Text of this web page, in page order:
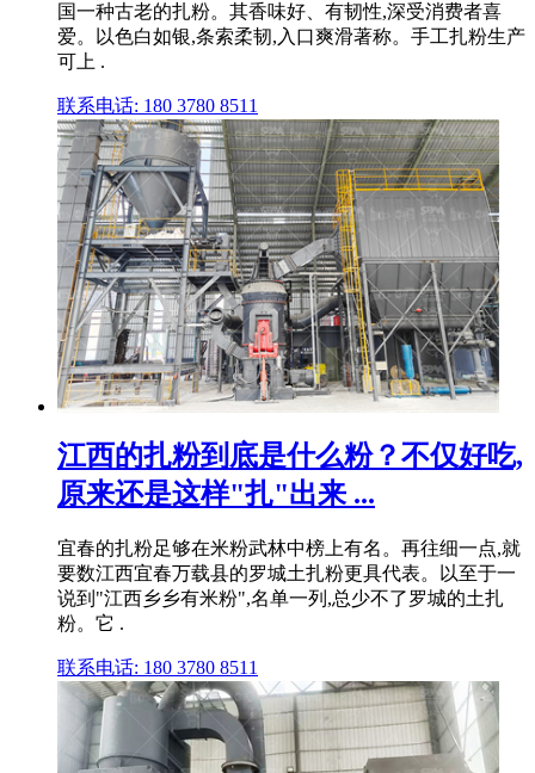
国一种古老的扎粉。其香味好、有韧性,深受消费者喜
爱。以色白如银,条索柔韧,入口爽滑著称。手工扎粉生产
可上 .
联系电话: 180 3780 8511
江西的扎粉到底是什么粉？不仅好吃,
原来还是这样"扎"出来 ...
宜春的扎粉足够在米粉武林中榜上有名。再往细一点,就
要数江西宜春万载县的罗城土扎粉更具代表。以至于一
说到"江西乡乡有米粉",名单一列,总少不了罗城的土扎
粉。它 .
联系电话: 180 3780 8511